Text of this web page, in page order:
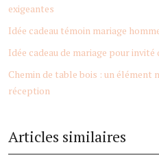
exigeantes
Idée cadeau témoin mariage
Idée cadeau de mariage pour
Chemin de table bois : un
réception
Articles similaires